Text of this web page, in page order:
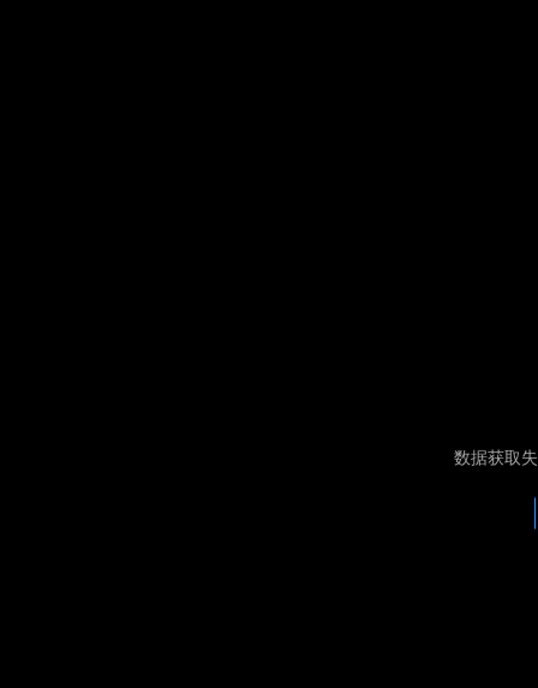
数据获取